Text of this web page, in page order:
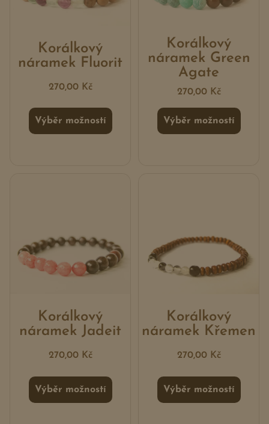
Korálkový
náramek Fluorit
270,00 Kč
Výběr možností
Korálkový
náramek Green
Agate
270,00 Kč
Výběr možností
Korálkový
náramek Jadeit
270,00 Kč
Výběr možností
Korálkový
náramek Křemen
270,00 Kč
Výběr možností